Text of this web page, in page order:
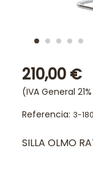
210,00 €
(IVA General
Referencia: 3-
SILLA OLMO